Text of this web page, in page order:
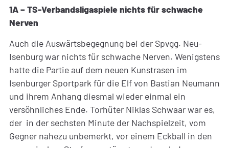
1A – TS-Verbandsligaspiele nichts für schwache
Nerven
Auch die Auswärtsbegegnung bei der Spvgg. Neu-
Isenburg war nichts für schwache Nerven. Wenigstens
hatte die Partie auf dem neuen Kunstrasen im
Isenburger Sportpark für die Elf von Bastian Neumann
und ihrem Anhang diesmal wieder einmal ein
versöhnliches Ende. Torhüter Niklas Schwaar war es,
der in der sechsten Minute der Nachspielzeit, vom
Gegner nahezu unbemerkt, vor einem Eckball in den